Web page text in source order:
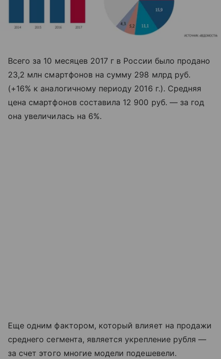
Всего за 10 месяцев 2017 г в России было продано
23,2 млн смартфонов на сумму 298 млрд руб.
(+16% к аналогичному периоду 2016 г.). Средняя
цена смартфонов составила 12 900 руб. — за год
она увеличилась на 6%.
Еще одним фактором, который влияет на продажи
среднего сегмента, является укрепление рубля —
за счет этого многие модели подешевели.